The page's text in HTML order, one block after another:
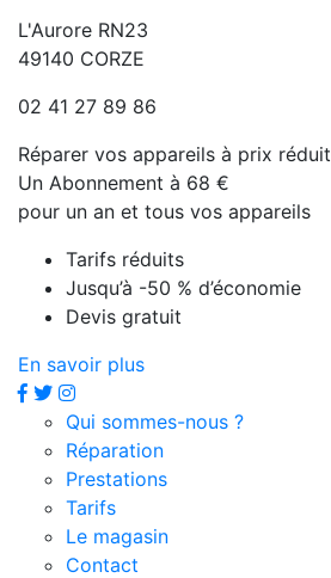
L'Aurore RN23
49140 CORZE
02 41 27 89 86
Réparer vos appareils à prix réduit
Un Abonnement à 68 €
pour un an et tous vos appareils
Tarifs réduits
Jusqu’à -50 % d’économie
Devis gratuit
En savoir plus
Qui sommes-nous ?
Réparation
Prestations
Tarifs
Le magasin
Contact